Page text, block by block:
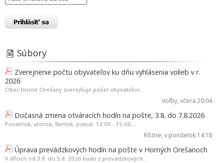
Súbory
Zverejnenie počtu obyvateľov ku dňu vyhlásenia volieb v r.
2026
Obec Horné Orešany zverejňuje počet obyvateľov...
Voľby, včera 20:04
Dočasná zmena otváracích hodín na pošte, 3.8. do 7.8.2026
Pondelok, utorok, štvrtok, piatok: 12:00 - 15:00,...
Rôzne, v pondelok 14:18
Úprava prevádzkových hodín na pošte v Horných Orešanoch
V dňoch od 3.8. do 5.8. 2026 budú z prevádzkových...